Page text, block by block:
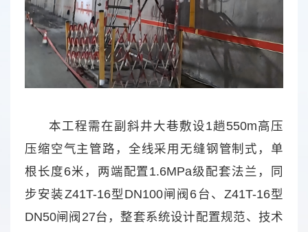
本工程需在副斜井大巷敷设1趟550m高压
压缩空气主管路，全线采用无缝钢管制式，单
根长度6米，两端配置1.6MPa级配套法兰，同
步安装Z41T-16型DN100闸阀6台、Z41T-16型
DN50闸阀27台，整套系统设计配置规范、技术